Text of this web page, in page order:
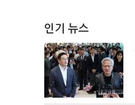
인기 뉴스